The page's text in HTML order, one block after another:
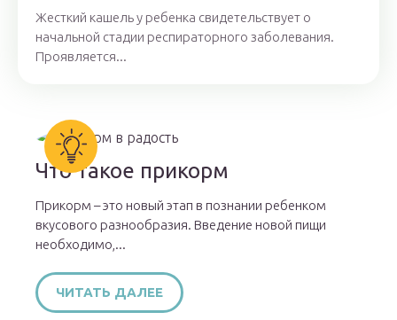
Жесткий кашель у ребенка свидетельствует о
начальной стадии респираторного заболевания.
Проявляется...
Что такое прикорм
Прикорм – это новый этап в познании ребенком
вкусового разнообразия. Введение новой пищи
необходимо,...
ЧИТАТЬ ДАЛЕЕ